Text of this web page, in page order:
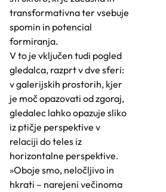
transformativna ter vsebuje
spomin in potencial
formiranja.
V to je vključen tudi pogled
gledalca, razprt v dve sferi:
v galerijskih prostorih, kjer
je moč opazovati od zgoraj,
gledalec lahko opazuje sliko
iz ptičje perspektive v
relaciji do teles iz
horizontalne perspektive.
»Oboje smo, neločljivo in
hkrati – narejeni večinoma